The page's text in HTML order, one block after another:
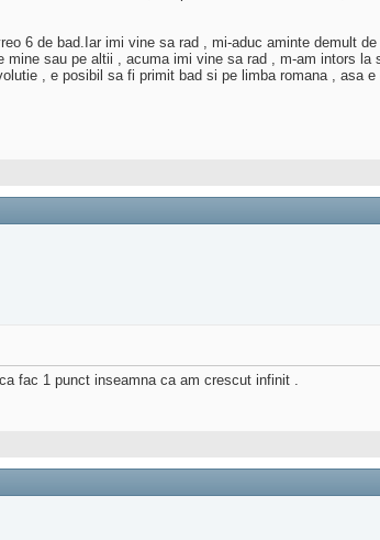
6 de bad.Iar imi vine sa rad , mi-aduc aminte demult
sau pe altii , acuma imi vine sa rad , m-am intors la
, e posibil sa fi primit bad si pe limba romana , asa
fac 1 punct inseamna ca am crescut infinit .